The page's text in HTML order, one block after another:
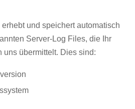
und speichert automatisch
Server-Log Files, die Ihr
uns übermittelt. Dies sind: